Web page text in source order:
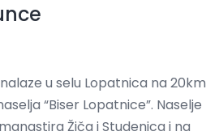
u selu Lopatnica na 20km
“Biser Lopatnice”. Naselje
Žiča i Studenica i na